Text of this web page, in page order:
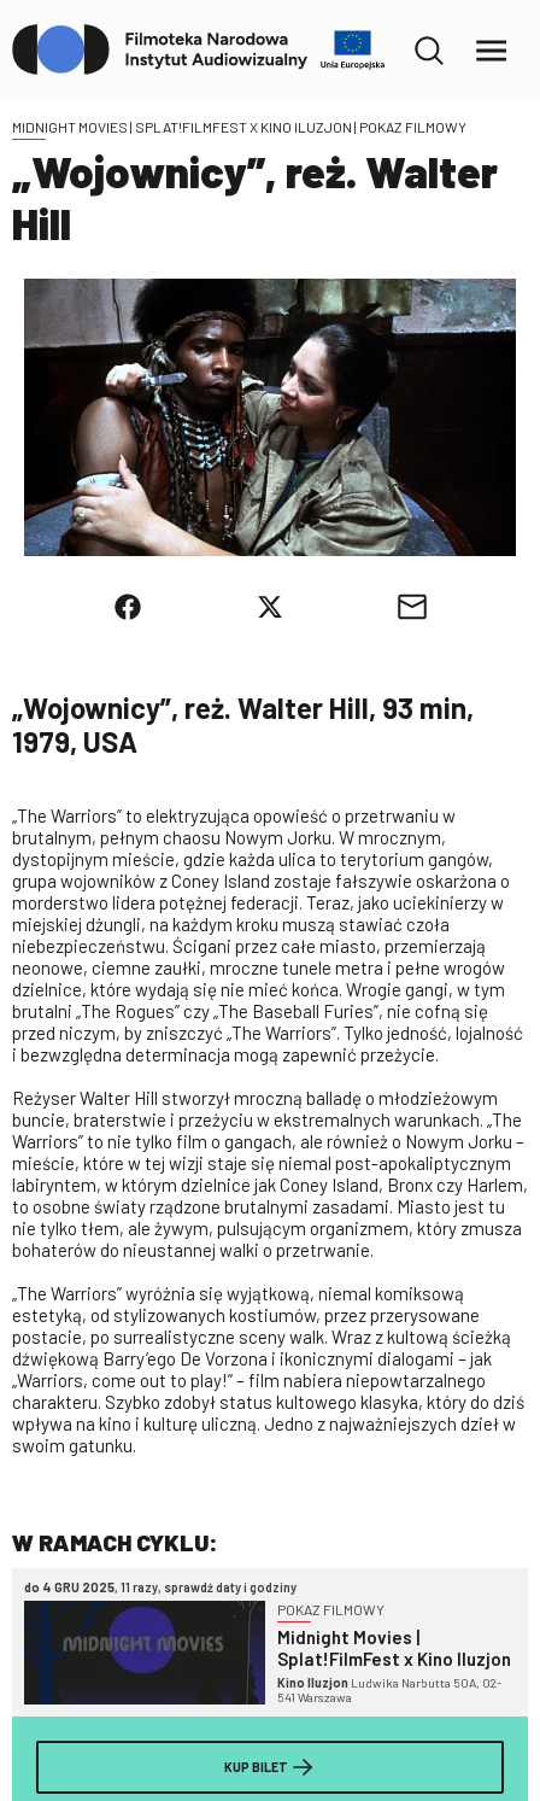
MIDNIGHT MOVIES | SPLAT!FILMFEST X KINO ILUZJON | POKAZ FILMOWY
„Wojownicy”, reż. Walter
Hill
„Wojownicy”, reż. Walter Hill, 93 min,
1979, USA
„The Warriors” to elektryzująca opowieść o przetrwaniu w
brutalnym, pełnym chaosu Nowym Jorku. W mrocznym,
dystopijnym mieście, gdzie każda ulica to terytorium gangów,
grupa wojowników z Coney Island zostaje fałszywie oskarżona o
morderstwo lidera potężnej federacji. Teraz, jako uciekinierzy w
miejskiej dżungli, na każdym kroku muszą stawiać czoła
niebezpieczeństwu. Ścigani przez całe miasto, przemierzają
neonowe, ciemne zaułki, mroczne tunele metra i pełne wrogów
dzielnice, które wydają się nie mieć końca. Wrogie gangi, w tym
brutalni „The Rogues” czy „The Baseball Furies”, nie cofną się
przed niczym, by zniszczyć „The Warriors”. Tylko jedność, lojalność
i bezwzględna determinacja mogą zapewnić przeżycie.
Reżyser Walter Hill stworzył mroczną balladę o młodzieżowym
buncie, braterstwie i przeżyciu w ekstremalnych warunkach. „The
Warriors” to nie tylko film o gangach, ale również o Nowym Jorku –
mieście, które w tej wizji staje się niemal post-apokaliptycznym
labiryntem, w którym dzielnice jak Coney Island, Bronx czy Harlem,
to osobne światy rządzone brutalnymi zasadami. Miasto jest tu
nie tylko tłem, ale żywym, pulsującym organizmem, który zmusza
bohaterów do nieustannej walki o przetrwanie.
„The Warriors” wyróżnia się wyjątkową, niemal komiksową
estetyką, od stylizowanych kostiumów, przez przerysowane
postacie, po surrealistyczne sceny walk. Wraz z kultową ścieżką
dźwiękową Barry’ego De Vorzona i ikonicznymi dialogami – jak
„Warriors, come out to play!” – film nabiera niepowtarzalnego
charakteru. Szybko zdobył status kultowego klasyka, który do dziś
wpływa na kino i kulturę uliczną. Jedno z najważniejszych dzieł w
swoim gatunku.
W RAMACH CYKLU:
do 4 GRU 2025, 11 razy, sprawdź daty i godziny
POKAZ FILMOWY
Midnight Movies |
Splat!FilmFest x Kino Iluzjon
Kino Iluzjon Ludwika Narbutta 50A, 02-
541 Warszawa
KUP BILET